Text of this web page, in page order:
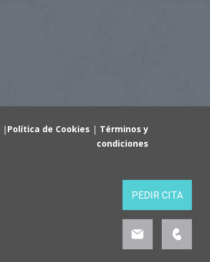
| Política de Cookies | Términos y
condiciones